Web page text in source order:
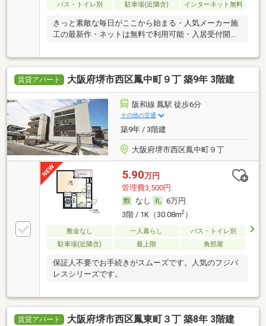
バス・トイレ別 駐車場(近隣含) インターネット無料
きっと素敵な毎日がここから始まる・人気メーカー施
工の最新作・ネットは無料で利用可能・入居受付開始
賃貸アパート 大阪府堺市西区鳳中町９丁 築9年 3階建
阪和線 鳳駅 徒歩6分
その他の交通
築9年 / 3階建
大阪府堺市西区鳳中町９丁
5.90万円
管理費3,500円
なし
6万円
3階 / 1K（30.08m2）
敷金なし 一人暮らし
バス・トイレ別
駐車場(近隣含)
最上階 角部屋
保証人不要でお手続きがスムーズです。人気のフジパ
レスシリーズです。
賃貸アパート 大阪府堺市西区鳳東町３丁 築8年 3階建